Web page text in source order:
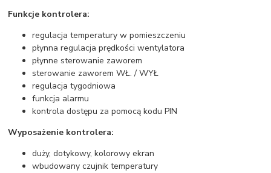
Funkcje kontrolera:
regulacja temperatury w pomieszczeniu
płynna regulacja prędkości wentylatora
płynne sterowanie zaworem
sterowanie zaworem WŁ. / WYŁ
regulacja tygodniowa
funkcja alarmu
kontrola dostępu za pomocą kodu PIN
Wyposażenie kontrolera:
duży, dotykowy, kolorowy ekran
wbudowany czujnik temperatury